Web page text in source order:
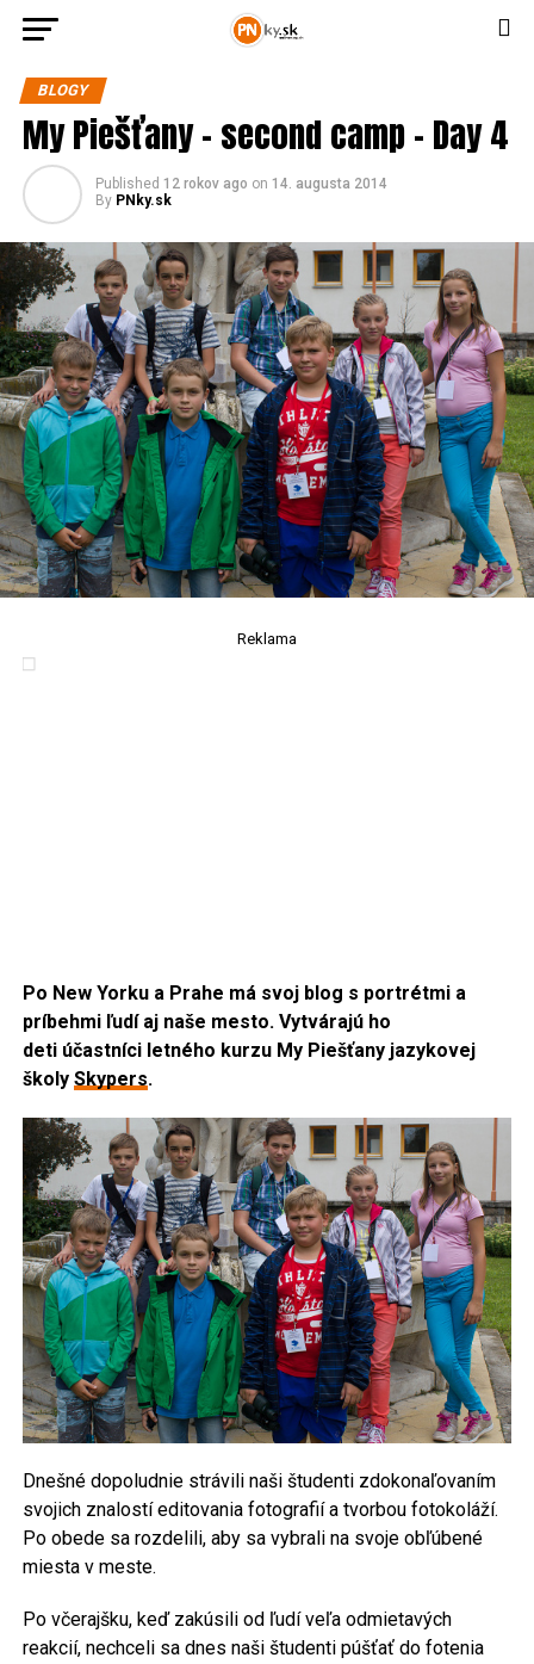
BLOGY
My Piešťany – second camp – Day 4
Published 12 rokov ago on 14. augusta 2014
By PNky.sk
Reklama
Po New Yorku a Prahe má svoj blog s portrétmi a
príbehmi ľudí aj naše mesto. Vytvárajú ho
deti účastníci letného kurzu My Piešťany jazykovej
školy Skypers.
Dnešné dopoludnie strávili naši študenti zdokonaľovaním
svojich znalostí editovania fotografií a tvorbou fotokoláží.
Po obede sa rozdelili, aby sa vybrali na svoje obľúbené
miesta v meste.
Po včerajšku, keď zakúsili od ľudí veľa odmietavých
reakcií, nechceli sa dnes naši študenti púšťať do fotenia